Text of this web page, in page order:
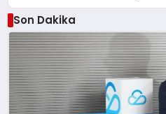
Son Dakika